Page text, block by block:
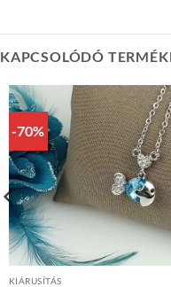
KAPCSOLÓDÓ
-70%
KIÁRUSÍTÁS